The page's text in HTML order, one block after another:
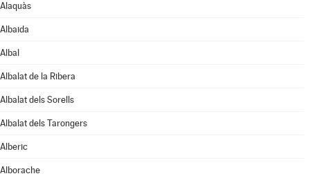
Alaquàs
Albaida
Albal
Albalat de la Ribera
Albalat dels Sorells
Albalat dels Tarongers
Alberic
Alborache